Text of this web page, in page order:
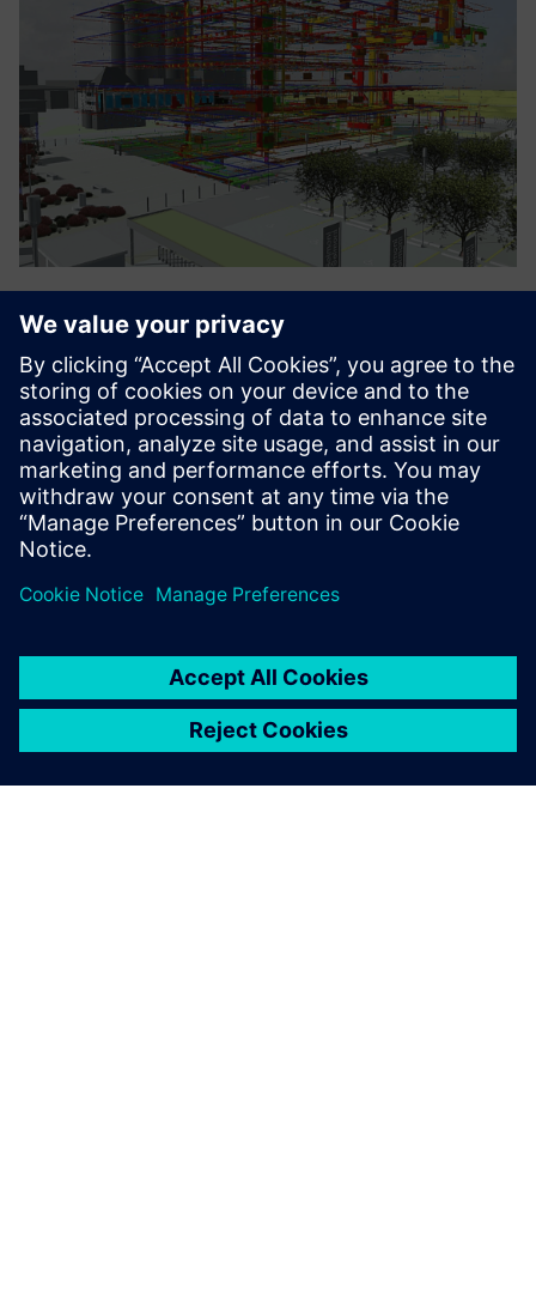
Electrical Engineering BIM
Az épületinformációs modellezés (BIM) úttörőjeként
használjuk a projektek nagy pontossággal és
hatékonysággal történő tervezésére és végrehajtására. Az
építkezés megkezdése előtt gyakorlatilag építve
csökkentjük a konfliktusokat, ...
További információk